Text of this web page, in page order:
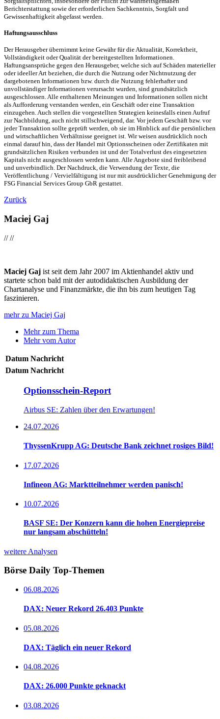
Berichterstattung sowie der erforderlichen Sachkenntnis, Sorgfalt und
Gewissenhaftigkeit abgefasst werden.
Haftungsausschluss
Der Herausgeber übernimmt keine Gewähr für die Aktualität, Korrektheit,
Vollständigkeit oder Qualität der bereitgestellten Informationen.
Haftungsansprüche gegen den Herausgeber, welche sich auf Schäden materieller
oder ideeller Art beziehen, die durch die Nutzung oder Nichtnutzung der
dargebotenen Informationen bzw. durch die Nutzung fehlerhafter und
unvollständiger Informationen verursacht wurden, sind grundsätzlich
ausgeschlossen. Alle enthaltenen Meinungen und Informationen sollen nicht
als Aufforderung verstanden werden, ein Geschäft oder eine Transaktion
einzugehen. Auch stellen die vorgestellten Strategien keinesfalls einen Aufruf
zur Nachbildung, auch nicht stillschweigend, dar. Vor jedem Geschäft bzw. vor
jeder Transaktion sollte geprüft werden, ob sie im Hinblick auf die persönlichen
und wirtschaftlichen Verhältnisse geeignet ist. Wir weisen ausdrücklich noch
einmal darauf hin, dass der Handel mit Optionsscheinen oder Zertifikaten mit
grundsätzlichen Risiken verbunden ist und der Totalverlust des eingesetzten
Kapitals nicht ausgeschlossen werden kann. Alle Angebote sind freibleibend
und unverbindlich. Der Nachdruck, die Verwendung der Texte, die
Veröffentlichung / Vervielfältigung ist nur mit ausdrücklicher Genehmigung der
FSG Financial Services Group GbR gestattet.
Zurück
Maciej Gaj
////
Maciej Gaj ist seit dem Jahr 2007 im Aktienhandel aktiv und
startete schon bald mit der autodidaktischen Ausbildung der
Chartanalyse und Finanzmärkte, die ihn bis zum heutigen Tag
faszinieren.
mehr zu Maciej Gaj
Mehr zum Thema
Mehr vom Autor
Datum Nachricht
Datum Nachricht
Optionsschein-Report
Airbus SE: Zahlen über den Erwartungen!
24.07.2026
ThyssenKrupp AG: Deutsche Bank zeichnet rosiges Bild!
17.07.2026
Infineon AG: Marktteilnehmer werden panisch!
10.07.2026
BASF SE: Der Konzern kann die hohen Energiepreise
nur langsam abschütteln!
weitere Analysen
Börse Daily Top-Themen
06.08.2026
DAX: Neuer Rekord 26.403 Punkte
05.08.2026
DAX: Täglich ein neuer Rekord
04.08.2026
DAX: 26.000 Punkte geknackt
03.08.2026